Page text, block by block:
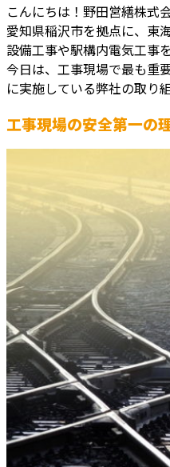
こんにちは！野田営繕株式会
愛知県稲沢市を拠点に、東
設備工事や駅構内電気工事
今日は、工事現場で最も重
に実施している弊社の取り
工事現場の安全第一の